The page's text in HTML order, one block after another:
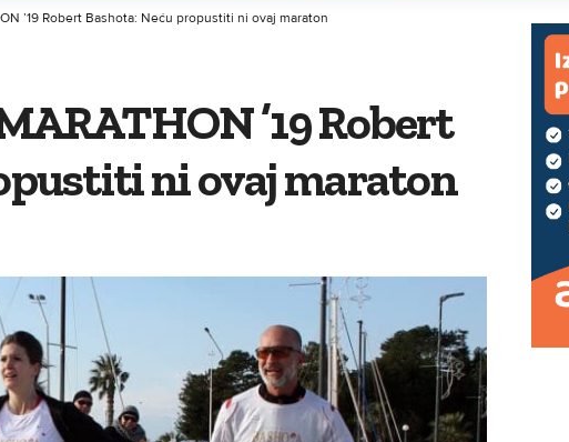
’19 Robert Bashota: Neću propustiti ni ovaj maraton
’19 Robert
ni ovaj maraton